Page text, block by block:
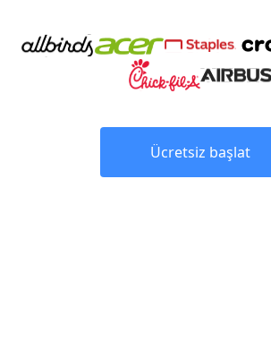
Ücretsiz başlat